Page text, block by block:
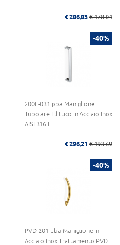
€ 286,83 € 478,04
-40%
200E-031 pba Maniglione
Tubolare Ellittico in Acciaio Inox
AISI 316 L
€ 296,21 € 493,69
-40%
PVD-201 pba Maniglione in
Acciaio Inox Trattamento PVD